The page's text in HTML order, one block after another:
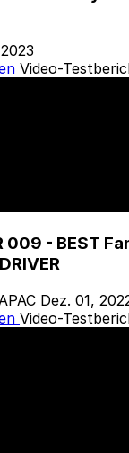
Video-
009 - BEST
Dez. 01,
Video-